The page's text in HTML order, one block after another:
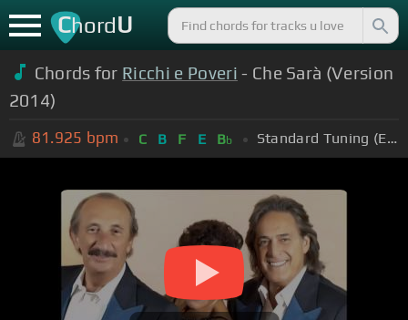
ChordU
Chords for Ricchi e Poveri - Che Sarà (Version
2014)
81.925 bpm C B F E Bb Standard Tuning (EADGBE)